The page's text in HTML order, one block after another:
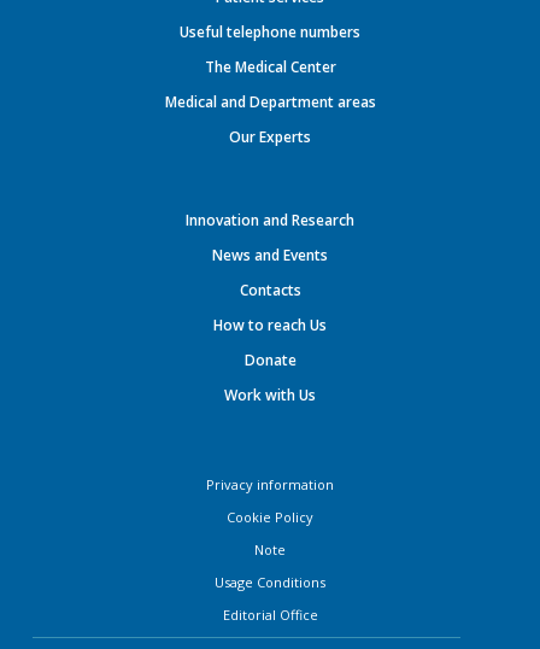
Useful telephone numbers
The Medical Center
Medical and Department areas
Our Experts
Innovation and Research
News and Events
Contacts
How to reach Us
Donate
Work with Us
Privacy information
Cookie Policy
Note
Usage Conditions
Editorial Office